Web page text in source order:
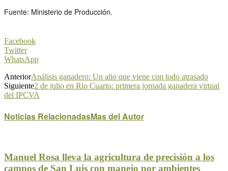
Fuente: Ministerio de Producción.
Facebook
Twitter
WhatsApp
AnteriorAnálisis ganadero: Un año que viene con todo atrasado
Siguiente2 de julio en Río Cuarto: primera jornada ganadera virtual
del IPCVA
Noticias RelacionadasMas del Autor
Manuel Rosa lleva la agricultura de precisión a los
campos de San Luis con manejo por ambientes